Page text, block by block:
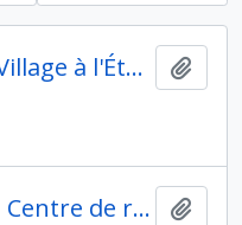
Geneviève Dollfus. Du Village à l'État au Proche- et Moyen-Orient
Membre de l'ERA 17 du Centre de recherches archéologiques (CNRS)